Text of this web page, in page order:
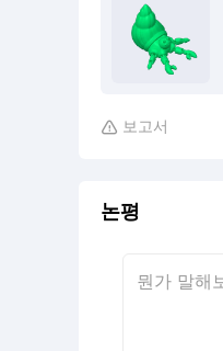
 보고서
논평